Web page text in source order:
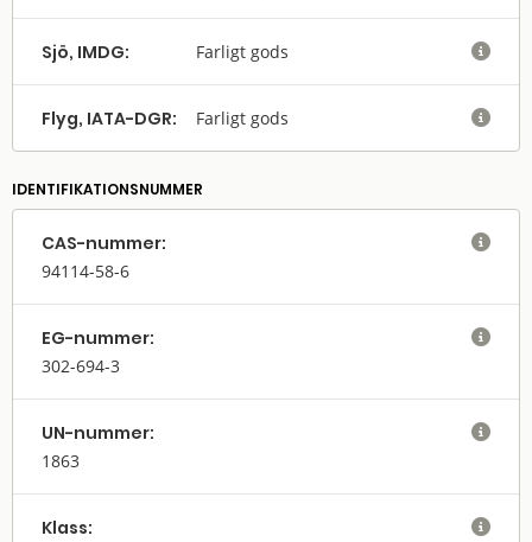
Sjö, IMDG: Farligt gods 
Flyg, IATA-DGR: Farligt gods 
IDENTIFIKATIONSNUMMER
CAS-nummer:
94114-58-6

EG-nummer:
302-694-3

UN-nummer:
1863

Klass: 